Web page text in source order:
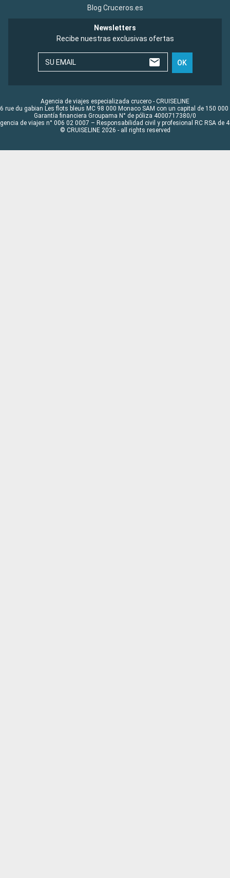
Blog Cruceros.es
Newsletters
Recibe nuestras exclusivas ofertas
SU EMAIL OK
Agencia de viajes especializada crucero - CRUISELINE
rue du gabian Les flots bleus MC 98 000 Monaco SAM con un capital de 150 000
Garantía financiera Groupama N° de póliza 4000717380/0
de viajes n° 006 02 0007 – Responsabilidad civil y profesional RC RSA de
© CRUISELINE 2026 - all rights reserved